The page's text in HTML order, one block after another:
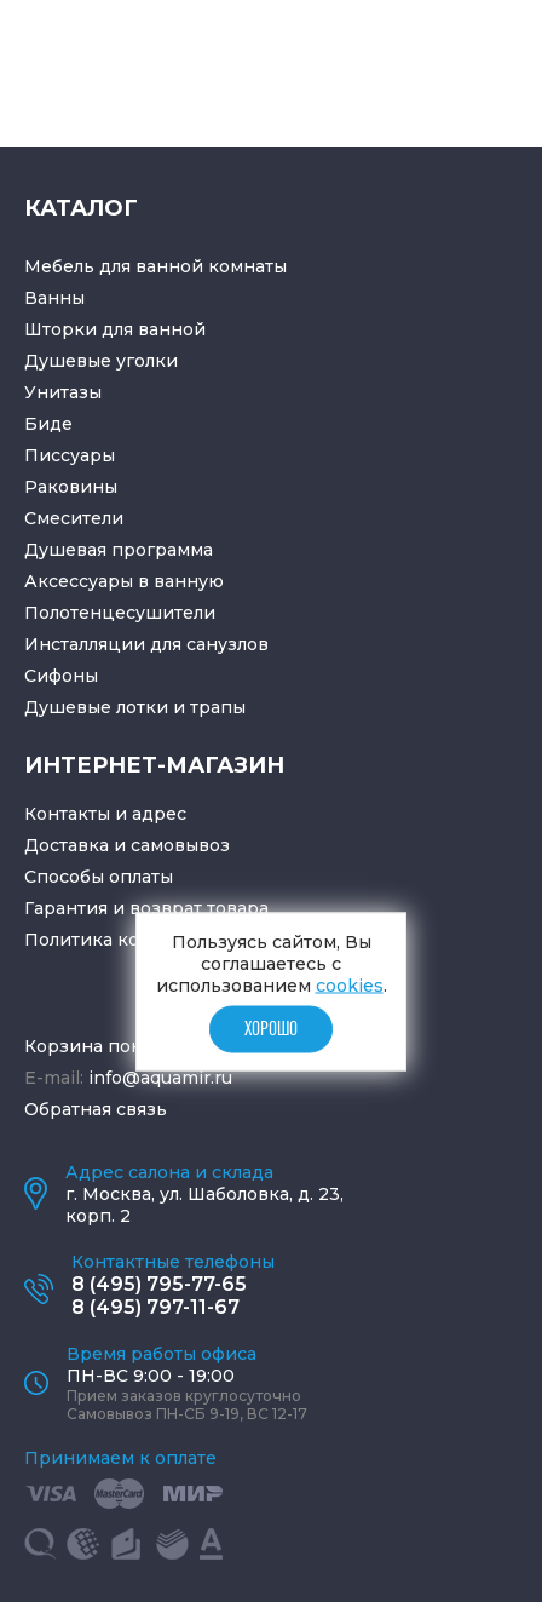
КАТАЛОГ
Мебель для ванной комнаты
Ванны
Шторки для ванной
Душевые уголки
Унитазы
Биде
Писсуары
Раковины
Смесители
Душевая программа
Аксессуары в ванную
Полотенцесушители
Инсталляции для санузлов
Cифоны
Душевые лотки и трапы
ИНТЕРНЕТ-МАГАЗИН
Контакты и адрес
Доставка и самовывоз
Способы оплаты
Гарантия и возврат товара
Политика конфиденциальности
Корзина покупок
E-mail: info@aquamir.ru
Обратная связь
Адрес салона и склада
г. Москва, ул. Шаболовка, д. 23,
корп. 2
Контактные телефоны
8 (495) 795-77-65
8 (495) 797-11-67
Время работы офиса
ПН-ВС 9:00 - 19:00
Прием заказов круглосуточно
Самовывоз ПН-СБ 9-19, ВС 12-17
Принимаем к оплате
Пользуясь сайтом, Вы
соглашаетесь с
использованием cookies.
ХОРОШО